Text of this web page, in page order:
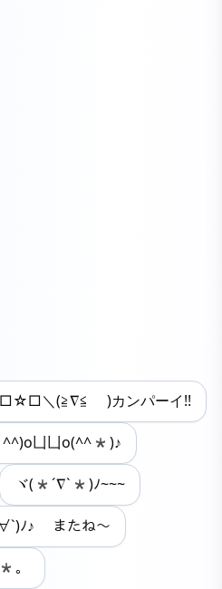
□☆□＼(≧∇≦ )カンパーイ!!
凵凵o(^^*)♪
ヾ(*´∇`*)ﾉ~~~
ﾉ♪ またね～